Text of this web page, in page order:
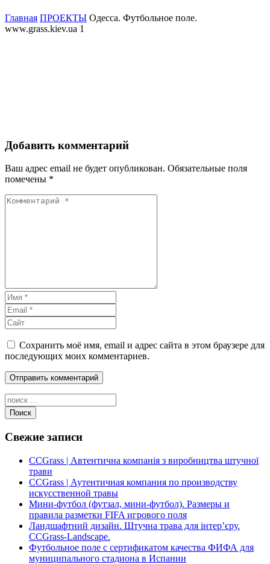
Главная ПРОЕКТЫ Одесса. Футбольное поле.
www.grass.kiev.ua 1
Добавить комментарий
Ваш адрес email не будет опубликован. Обязательные поля
помечены *
Сохранить моё имя, email и адрес сайта в этом браузере для
последующих моих комментариев.
Поиск
Свежие записи
CCGrass | Автентична компанія з виробництва штучної
трави
CCGrass | Аутентичная компания по производству
искусственной травы
Мини-футбол (футзал, мини-футбол). Размеры и
правила разметки FIFA игрового поля
Ландшафтний дизайн. Штучна трава для інтер’єру.
CCGrass-Landscape.
Футбольное поле с сертификатом качества ФИФА для
муниципального стадиона в Испании